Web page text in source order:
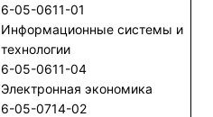
6-05-0611-01
Информационные системы и
технологии
6-05-0611-04
Электронная экономика
6-05-0714-02